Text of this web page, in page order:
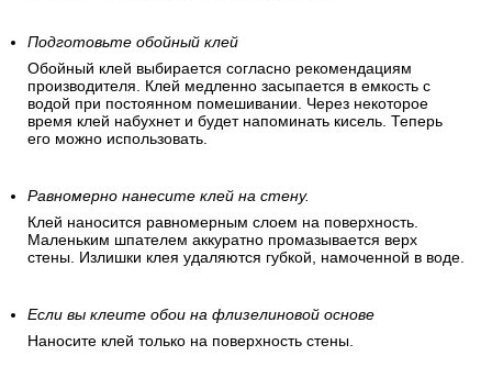
Подготовьте обойный клей
Обойный клей выбирается согласно рекомендациям
производителя. Клей медленно засыпается в емкость с
водой при постоянном помешивании. Через некоторое
время клей набухнет и будет напоминать кисель. Теперь
его можно использовать.
Равномерно нанесите клей на стену.
Клей наносится равномерным слоем на поверхность.
Маленьким шпателем аккуратно промазывается верх
стены. Излишки клея удаляются губкой, намоченной в воде.
Если вы клеите обои на флизелиновой основе
Наносите клей только на поверхность стены.